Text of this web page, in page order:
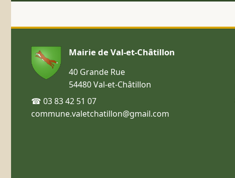
Mairie de Val-et-Châtillon
40 Grande Rue
54480 Val-et-Châtillon
☎ 03 83 42 51 07
commune.valetchatillon@gmail.com